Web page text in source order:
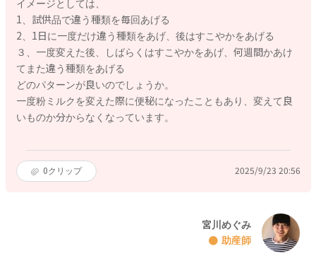
イメージとしては、
1、試供品で違う種類を毎回あげる
2、1日に一度だけ違う種類をあげ、後はすこやかをあげる
３、一度変えた後、しばらくはすこやかをあげ、何週間かあけ
てまた違う種類をあげる
どのパターンが良いのでしょうか。
一度粉ミルクを変えた際に便秘になったこともあり、変えて良
いものか分からなくなっています。
0クリップ 2025/9/23 20:56
宮川めぐみ
助産師